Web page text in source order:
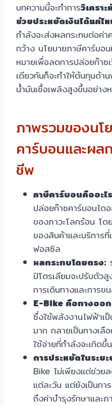
บทความนี้จะทำการวิเครา
ช่วยประหยัดเงินได้แค่ไ
กำลังจะส่งผลกระทบต่อค่
กว้าง นโยบายภาษีคาร์บอ
หมายเพื่อลดการปล่อยก๊าซ
เดียวกันก็จะทำให้ต้นทุนด้า
น้ำมันเชื้อเพลิงสูงขึ้นอย่าง
ภาพรวมของนโ
คาร์บอนและผล
ชีพ
ภาษีคาร์บอนคืออะไ
ปล่อยก๊าซคาร์บอนได
ของภาวะโลกร้อน โด
ของสินค้าและบริการ
ฟอสซิล
ผลกระทบโดยตรง:
ปิโตรเลียมจะปรับตัว
การเดินทางและการ
E-Bike คือทางออ
ซึ่งใช้พลังงานไฟฟ้าเ
มาก กลายเป็นทางเลื
ใช้จ่ายที่กำลังจะเกิดขึ้น
การประหยัดในระยะ
Bike ไม่เพียงแต่ช่วย
แต่ละวัน แต่ยังเป็นก
ถึงค่าบำรุงรักษาและ